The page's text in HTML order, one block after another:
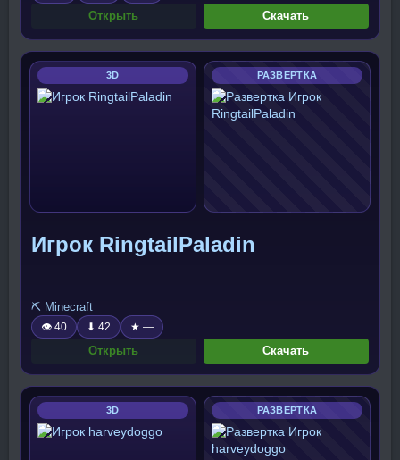
Открыть Скачать
3D РАЗВЕРТКА
Игрок RingtailPaladin
⛏️ Minecraft
👁 40 ⬇ 42 ★ —
Открыть Скачать
3D РАЗВЕРТКА